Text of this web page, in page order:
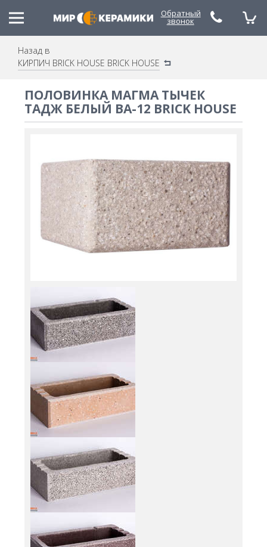
Обратный
звонок
(048) 785-79-53
Назад в
КИРПИЧ BRICK HOUSE BRICK HOUSE
ПОЛОВИНКА МАГМА ТЫЧЕК
ТАДЖ БЕЛЫЙ BA-12 BRICK HOUSE